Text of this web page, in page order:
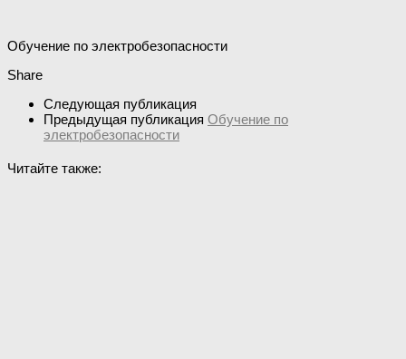
Обучение по электробезопасности
Share
Следующая публикация
Предыдущая публикация Обучение по
электробезопасности
Читайте также: